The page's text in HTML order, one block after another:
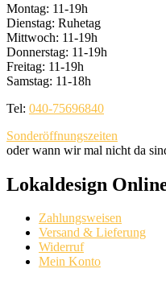
Montag: 11-19h
Dienstag: Ruhetag
Mittwoch: 11-19h
Donnerstag: 11-19h
Freitag: 11-19h
Samstag: 11-18h
Tel: 040-75696840
Sonderöffnungszeiten
oder wann wir mal nicht da
Lokaldesign
Zahlungsweisen
Versand & Lieferung
Widerruf
Mein Konto